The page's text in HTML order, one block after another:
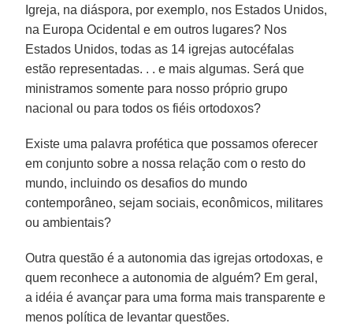
Igreja, na diáspora, por exemplo, nos Estados Unidos,
na Europa Ocidental e em outros lugares? Nos
Estados Unidos, todas as 14 igrejas autocéfalas
estão representadas. . . e mais algumas. Será que
ministramos somente para nosso próprio grupo
nacional ou para todos os fiéis ortodoxos?
Existe uma palavra profética que possamos oferecer
em conjunto sobre a nossa relação com o resto do
mundo, incluindo os desafios do mundo
contemporâneo, sejam sociais, econômicos, militares
ou ambientais?
Outra questão é a autonomia das igrejas ortodoxas, e
quem reconhece a autonomia de alguém? Em geral,
a idéia é avançar para uma forma mais transparente e
menos política de levantar questões.